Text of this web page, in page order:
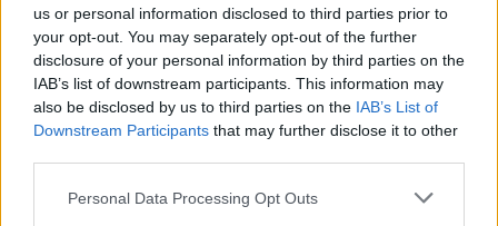
us or personal information disclosed to third parties prior to
your opt-out. You may separately opt-out of the further
disclosure of your personal information by third parties on the
IAB’s list of downstream participants. This information may
also be disclosed by us to third parties on the IAB’s List of
Downstream Participants that may further disclose it to other
Please note that this website/app uses one or more Google
Personal Data Processing Opt Outs
2000 /2000
Υποβολή σχολίου
. Το site προστατεύεται από reCAPTCHA, ισχύουν